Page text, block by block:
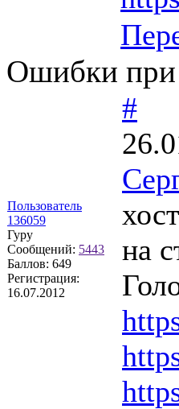
Ошибки при
Пользователь
136059
Гуру
Сообщений: 5443
Баллов: 649
Регистрация:
16.07.2012
#
на